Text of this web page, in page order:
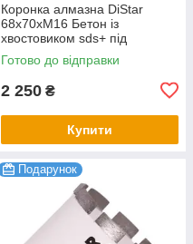
Коронка алмазна DiStar
68x70хМ16 Бетон із
хвостовиком sds+ під
свердло
Готово до відправки
2 250 ₴
Купити
Подарунок